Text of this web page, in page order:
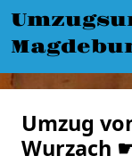
Umzug
Wurzach